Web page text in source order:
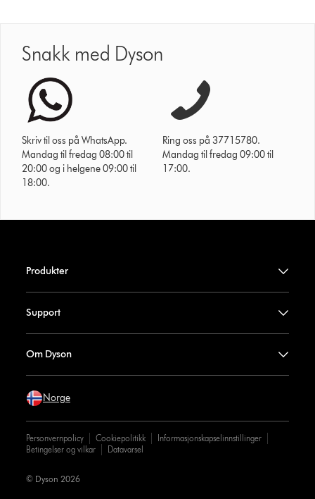
Snakk med Dyson
Skriv til oss på WhatsApp.
Mandag til fredag 08:00 til
20:00 og i helgene 09:00 til
18:00.
Ring oss på 37715780.
Mandag til fredag 09:00 til
17:00.
Produkter
Support
Om Dyson
Norge
Personvernpolicy Cookiepolitikk
Informasjonskapselinnstillinger
Betingelser og vilkar
Datavarsel
© Dyson 2026